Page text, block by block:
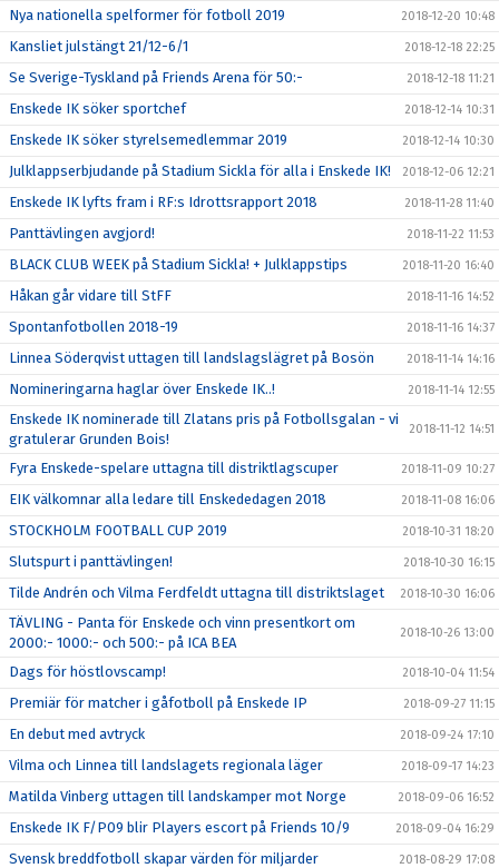
Nya nationella spelformer för fotboll 2019 2018-12-20 10:48
Kansliet julstängt 21/12-6/1 2018-12-18 22:25
Se Sverige-Tyskland på Friends Arena för 50:- 2018-12-18 11:21
Enskede IK söker sportchef 2018-12-14 10:31
Enskede IK söker styrelsemedlemmar 2019 2018-12-14 10:30
Julklappserbjudande på Stadium Sickla för alla i Enskede IK! 2018-12-06 12:21
Enskede IK lyfts fram i RF:s Idrottsrapport 2018 2018-11-28 11:40
Panttävlingen avgjord! 2018-11-22 11:53
BLACK CLUB WEEK på Stadium Sickla! + Julklappstips 2018-11-20 16:40
Håkan går vidare till StFF 2018-11-16 14:52
Spontanfotbollen 2018-19 2018-11-16 14:37
Linnea Söderqvist uttagen till landslagslägret på Bosön 2018-11-14 14:16
Nomineringarna haglar över Enskede IK..! 2018-11-14 12:55
Enskede IK nominerade till Zlatans pris på Fotbollsgalan - vi
gratulerar Grunden Bois!
2018-11-12 14:51
Fyra Enskede-spelare uttagna till distriktlagscuper 2018-11-09 10:27
EIK välkomnar alla ledare till Enskededagen 2018 2018-11-08 16:06
STOCKHOLM FOOTBALL CUP 2019 2018-10-31 18:20
Slutspurt i panttävlingen! 2018-10-30 16:15
Tilde Andrén och Vilma Ferdfeldt uttagna till distriktslaget 2018-10-30 16:06
TÄVLING - Panta för Enskede och vinn presentkort om
2000:- 1000:- och 500:- på ICA BEA
2018-10-26 13:00
Dags för höstlovscamp! 2018-10-04 11:54
Premiär för matcher i gåfotboll på Enskede IP 2018-09-27 11:15
En debut med avtryck 2018-09-24 17:10
Vilma och Linnea till landslagets regionala läger 2018-09-17 14:23
Matilda Vinberg uttagen till landskamper mot Norge 2018-09-06 16:52
Enskede IK F/P09 blir Players escort på Friends 10/9 2018-09-04 16:29
Svensk breddfotboll skapar värden för miljarder 2018-08-29 17:08